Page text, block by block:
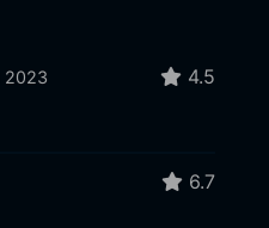
2023 4.5
6.7